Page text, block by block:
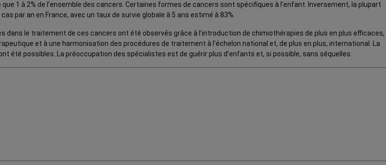
1 à 2% de l’ensemble des cancers. Certaines formes de cancers sont spécifiques à l’enfant. Inversement, la plupart
par an en France, avec un taux de survie globale à 5 ans estimé à 83%.
le traitement de ces cancers ont été observés grâce à l’introduction de chimiothérapies de plus en plus efficaces,
et à une harmonisation des procédures de traitement à l’échelon national et, de plus en plus, international. La
possibles. La préoccupation des spécialistes est de guérir plus d’enfants et, si possible, sans séquelles.